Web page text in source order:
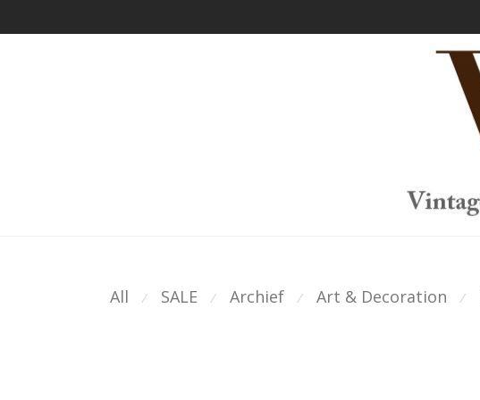
All ⁄ SALE ⁄ Archief ⁄ Art & Decoration ⁄